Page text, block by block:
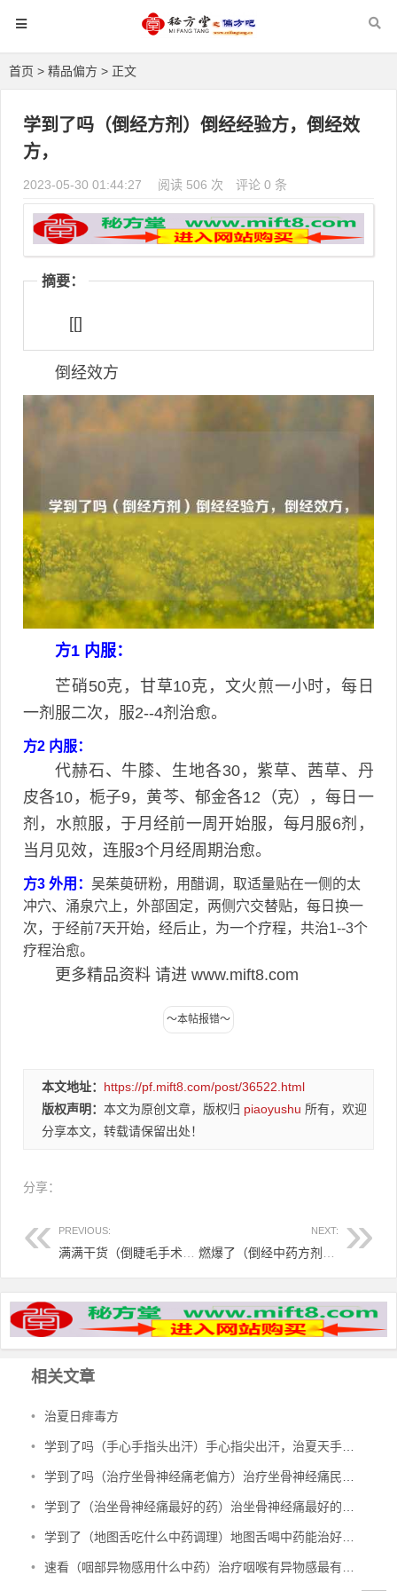
首页 > 精品偏方 > 正文
学到了吗（倒经方剂）倒经经验方，倒经效
方，
2023-05-30 01:44:27 阅读 506 次 评论 0 条
摘要：
[[]
倒经效方
方1 内服：
芒硝50克，甘草10克，文火煎一小时，每日
一剂服二次，服2--4剂治愈。
方2 内服：
代赫石、牛膝、生地各30，紫草、茜草、丹
皮各10，栀子9，黄芩、郁金各12（克），每日一
剂，水煎服，于月经前一周开始服，每月服6剂，
当月见效，连服3个月经周期治愈。
方3 外用： 吴茱萸研粉，用醋调，取适量贴在一侧的太
冲穴、涌泉穴上，外部固定，两侧穴交替贴，每日换一
次，于经前7天开始，经后止，为一个疗程，共治1--3个
疗程治愈。
更多精品资料 请进 www.mift8.com
本文地址： https://pf.mift8.com/post/36522.html
版权声明： 本文为原创文章，版权归 piaoyushu 所有，欢迎
分享本文，转载请保留出处！
分享：
PREVIOUS: NEXT:
相关文章
• 治夏日痱毒方
• 学到了吗（手心手指头出汗）手心指尖出汗，治夏天手心出汗、暴皮、手指肚鼓胀偏方，
• 学到了吗（治疗坐骨神经痛老偏方）治疗坐骨神经痛民间偏方，治坐骨神经痛验方，
• 学到了（治坐骨神经痛最好的药）治坐骨神经痛最好的中成药有哪些，治坐骨神经痛特效秘方，
• 学到了（地图舌吃什么中药调理）地图舌喝中药能治好吗，治地图舌偏方，
• 速看（咽部异物感用什么中药）治疗咽喉有异物感最有效的中成药，治咽部有异物感验方，